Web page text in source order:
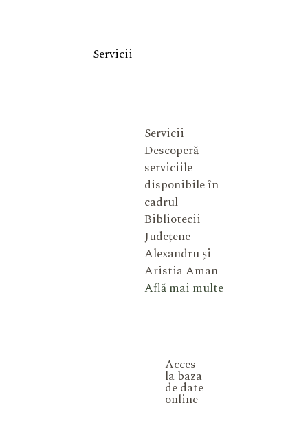
Servicii
Servicii
Descoperă
serviciile
disponibile în
cadrul
Bibliotecii
Județene
Alexandru și
Aristia Aman
Află mai multe
Acces
la baza
de date
online